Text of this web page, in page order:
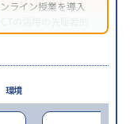
ライン授業を導入
の活用の先駆者的
環境